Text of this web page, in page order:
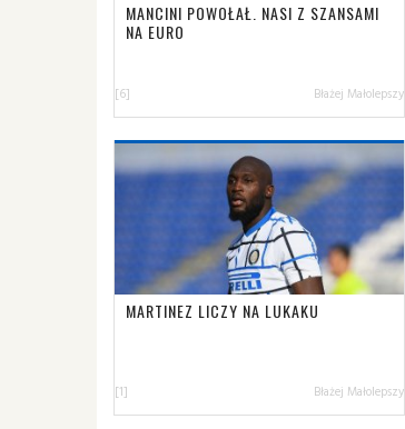
MANCINI POWOŁAŁ. NASI Z SZANSAMI
NA EURO
[6] Błażej Małolepszy
MARTINEZ LICZY NA LUKAKU
[1] Błażej Małolepszy